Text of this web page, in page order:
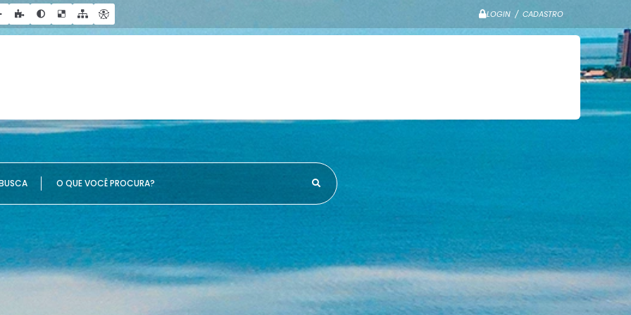
LOGIN / CADASTRO
VOCÊ PROCURA?